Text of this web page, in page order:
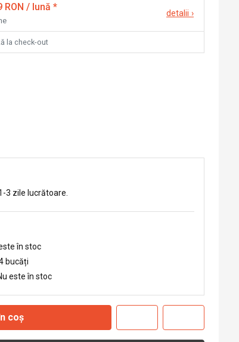
RON / lună *
detalii ›
la check-out
3 zile lucrătoare.
în stoc
bucăți
este în stoc
coș